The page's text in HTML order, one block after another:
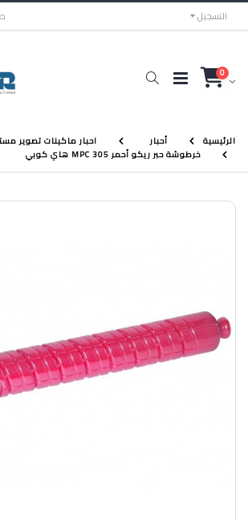
التسجيل
0
الرئيسية أحبار
احبار ماكينات تصوير
خرطوشة حبر ريكو أحمر MPC 305 هاي كوبي